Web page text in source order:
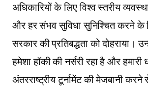
अधिकारियों के लिए विश्व स्तरीय
और हर संभव सुविधा सुनिश्चित करने के
सरकार की प्रतिबद्धता को दोहराया।
हमेशा हॉकी की नर्सरी रहा है और हमारी
अंतरराष्ट्रीय टूर्नामेंट की मेजबानी